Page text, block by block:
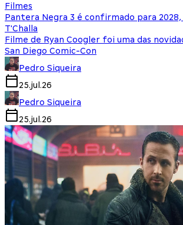
Filmes
Pantera Negra 3 é confirmado para 2028,
T'Challa
Filme de Ryan Coogler foi uma das
San Diego Comic-Con
Pedro Siqueira
25.jul.26
Pedro Siqueira
25.jul.26